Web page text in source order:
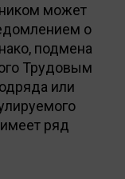
может
о
подмена
Трудовым
или
ряд